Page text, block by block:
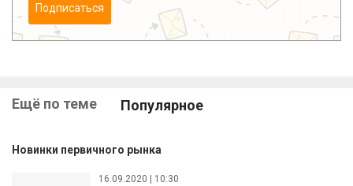
Подписаться
Ещё по теме Популярное
Новинки первичного рынка
16.09.2020 | 10:30